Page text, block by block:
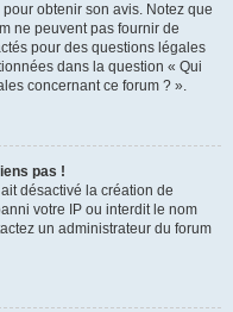
obtenir son avis. Notez que
ne peuvent pas fournir de
pour des questions légales
dans la question « Qui
concernant ce forum ? ».
pas !
désactivé la création de
votre IP ou interdit le nom
un administrateur du forum